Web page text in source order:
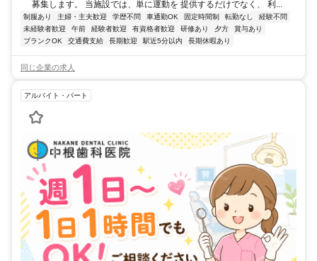
募集します。 当施設では、単に運動を 提供するだけでなく、 利...
制服あり 主婦・主夫歓迎 学歴不問 車通勤OK 固定時間制 転勤なし
経験不問
未経験者歓迎
午前 経験者歓迎 有資格者歓迎 研修あり 夕方
賞与あり
ブランクOK
交通費支給 長期歓迎 駅近5分以内 長期休暇あり
同じ企業の求人
アルバイト・パート